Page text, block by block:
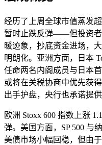
经历了上周全球市值蒸发
暂时止跌反弹——但投资者
暖迹象，抄底资金进场，
明朗化。亚洲方面，日本
任命两名内阁成员与日本
或将在关税协商中优先获
出手护盘，央行也承诺提
欧洲 Stoxx 600 指数上涨
弹。美国方面，SP 500 与
美债市场小幅回稳，但由